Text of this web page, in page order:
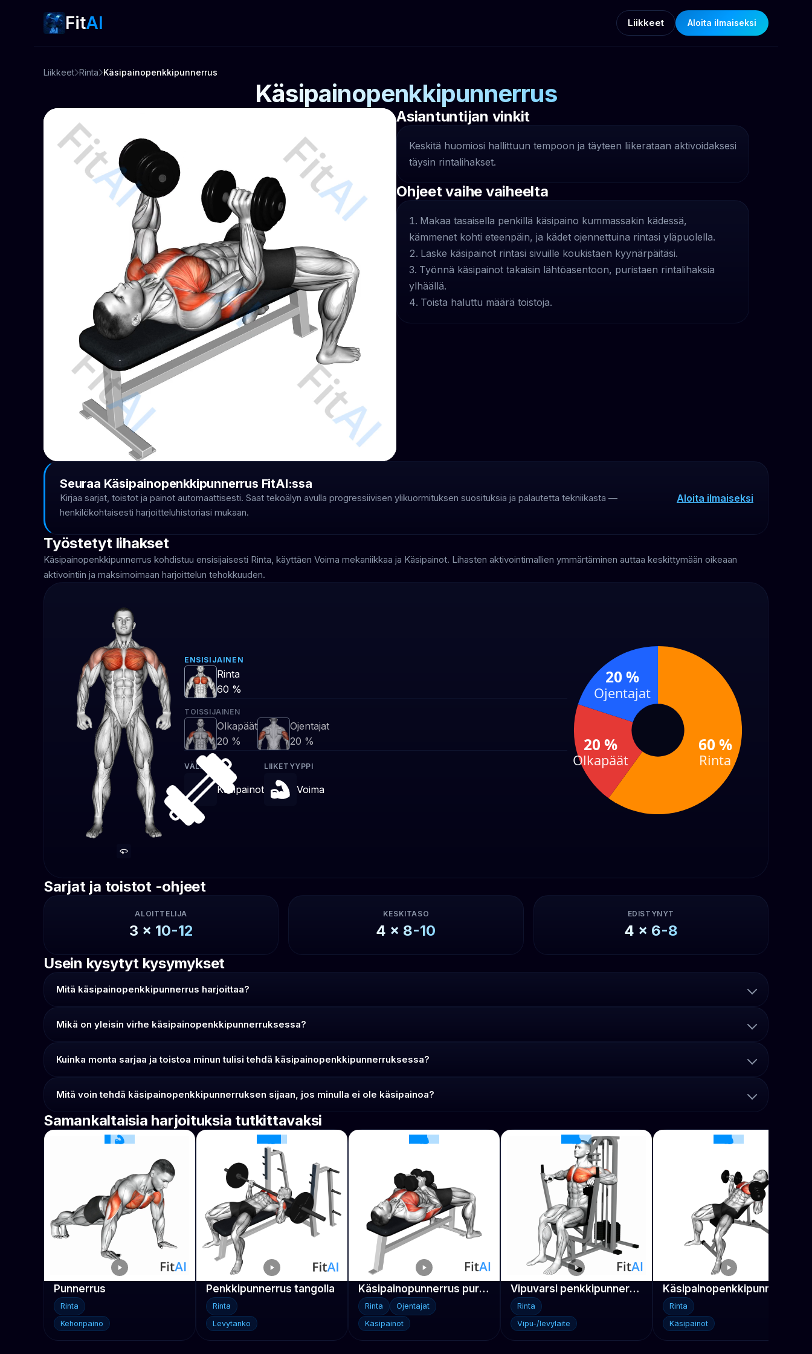
FitAI Liikkeet Aloita ilmaiseksi
Liikkeet Rinta Käsipainopenkkipunnerrus
Käsipainopenkkipunnerrus
Asiantuntijan vinkit
Keskitä huomiosi hallittuun tempoon ja täyteen liikerataan aktivoidaksesi
täysin rintalihakset.
Ohjeet vaihe vaiheelta
Makaa tasaisella penkillä käsipaino kummassakin kädessä,
kämmenet kohti eteenpäin, ja kädet ojennettuina rintasi yläpuolella.
Laske käsipainot rintasi sivuille koukistaen kyynärpäitäsi.
Työnnä käsipainot takaisin lähtöasentoon, puristaen rintalihaksia
ylhäällä.
Toista haluttu määrä toistoja.
Seuraa Käsipainopenkkipunnerrus FitAI:ssa
Kirjaa sarjat, toistot ja painot automaattisesti. Saat tekoälyn avulla progressiivisen ylikuormituksen suosituksia ja palautetta tekniikasta —
henkilökohtaisesti harjoitteluhistoriasi mukaan.
Aloita ilmaiseksi
Työstetyt lihakset
Käsipainopenkkipunnerrus kohdistuu ensisijaisesti Rinta, käyttäen Voima mekaniikkaa ja Käsipainot. Lihasten aktivointimallien ymmärtäminen auttaa keskittymään oikeaan
aktivointiin ja maksimoimaan harjoittelun tehokkuuden.
ENSISIJAINEN
Rinta
60 %
TOISSIJAINEN
Olkapäät
20 %
Ojentajat
20 %
VÄLINEET
Käsipainot
LIIKETYYPPI
Voima
60 %
Rinta
20 %
Olkapäät
20 %
Ojentajat
Sarjat ja toistot -ohjeet
ALOITTELIJA
3 x 10-12
KESKITASO
4 x 8-10
EDISTYNYT
4 x 6-8
Usein kysytyt kysymykset
Mitä käsipainopenkkipunnerrus harjoittaa?
Mikä on yleisin virhe käsipainopenkkipunnerruksessa?
Kuinka monta sarjaa ja toistoa minun tulisi tehdä käsipainopenkkipunnerruksessa?
Mitä voin tehdä käsipainopenkkipunnerruksen sijaan, jos minulla ei ole käsipainoa?
Samankaltaisia harjoituksia tutkittavaksi
Punnerrus
Rinta
Kehonpaino
Penkkipunnerrus tangolla
Rinta
Levytanko
Käsipainopunnerrus puristuksella
Rinta
Ojentajat
Käsipainot
Vipuvarsi penkkipunnerrus
Rinta
Vipu-/levylaite
Rinta
Käsipainot